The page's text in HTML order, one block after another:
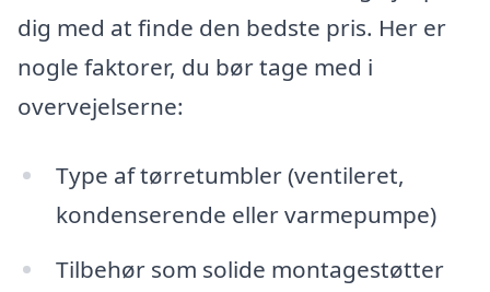
dig med at finde den bedste pris. Her er
nogle faktorer, du bør tage med i
overvejelserne:
Type af tørretumbler (ventileret,
kondenserende eller varmepumpe)
Tilbehør som solide montagestøtter